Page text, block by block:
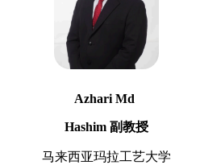
Azhari Md
Hashim 副教授
马来西亚玛拉工艺大学